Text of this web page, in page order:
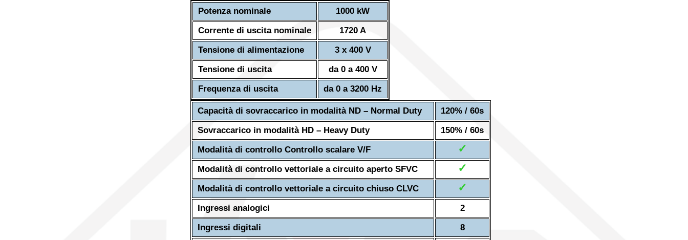
Potenza nominale
1000 kW
Corrente di uscita nominale
1720 A
Tensione di alimentazione
3 x 400 V
Tensione di uscita
da 0 a 400 V
Frequenza di uscita
da 0 a 3200 Hz
Capacità di sovraccarico in modalità ND – Normal Duty
120% / 60s
Sovraccarico in modalità HD – Heavy Duty
150% / 60s
Modalità di controllo Controllo scalare V/F
✓
Modalità di controllo vettoriale a circuito aperto SFVC ✓
Modalità di controllo vettoriale a circuito chiuso CLVC ✓
Ingressi analogici
2
Ingressi digitali
8